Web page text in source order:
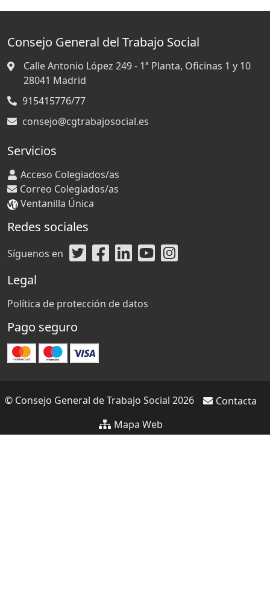
Consejo General del Trabajo Social
Calle Antonio López 249 - 1ª Planta, Oficinas 1 y 10
28041 Madrid
915415776/77
consejo@cgtrabajosocial.es
Servicios
Acceso Colegiados/as
Correo Colegiados/as
Ventanilla Única
Redes sociales
Síguenos en
Legal
Política de protección de datos
Pago seguro
© Consejo General de Trabajo Social 2026
Contacta
Mapa Web